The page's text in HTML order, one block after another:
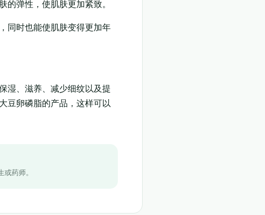
弹性，使肌肤更加紧致。
同时也能使肌肤变得更加年
湿、滋养、减少细纹以及提
豆卵磷脂的产品，这样可以
药师。